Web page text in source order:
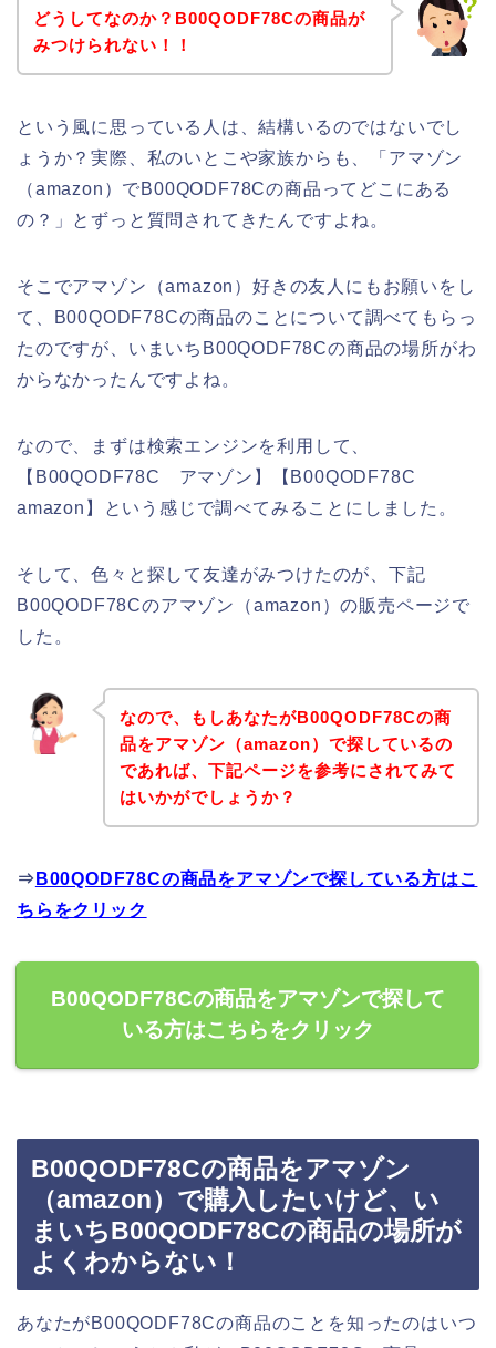
どうしてなのか？B00QODF78Cの商品が
みつけられない！！
という風に思っている人は、結構いるのではないでし
ょうか？実際、私のいとこや家族からも、「アマゾン
（amazon）でB00QODF78Cの商品ってどこにある
の？」とずっと質問されてきたんですよね。
そこでアマゾン（amazon）好きの友人にもお願いをし
て、B00QODF78Cの商品のことについて調べてもらっ
たのですが、いまいちB00QODF78Cの商品の場所がわ
からなかったんですよね。
なので、まずは検索エンジンを利用して、
【B00QODF78C アマゾン】【B00QODF78C
amazon】という感じで調べてみることにしました。
そして、色々と探して友達がみつけたのが、下記
B00QODF78Cのアマゾン（amazon）の販売ページで
した。
なので、もしあなたがB00QODF78Cの商
品をアマゾン（amazon）で探しているの
であれば、下記ページを参考にされてみて
はいかがでしょうか？
⇒ B00QODF78Cの商品をアマゾンで探している方はこ
ちらをクリック
B00QODF78Cの商品をアマゾンで探して
いる方はこちらをクリック
B00QODF78Cの商品をアマゾン
（amazon）で購入したいけど、い
まいちB00QODF78Cの商品の場所が
よくわからない！
あなたがB00QODF78Cの商品のことを知ったのはいつ